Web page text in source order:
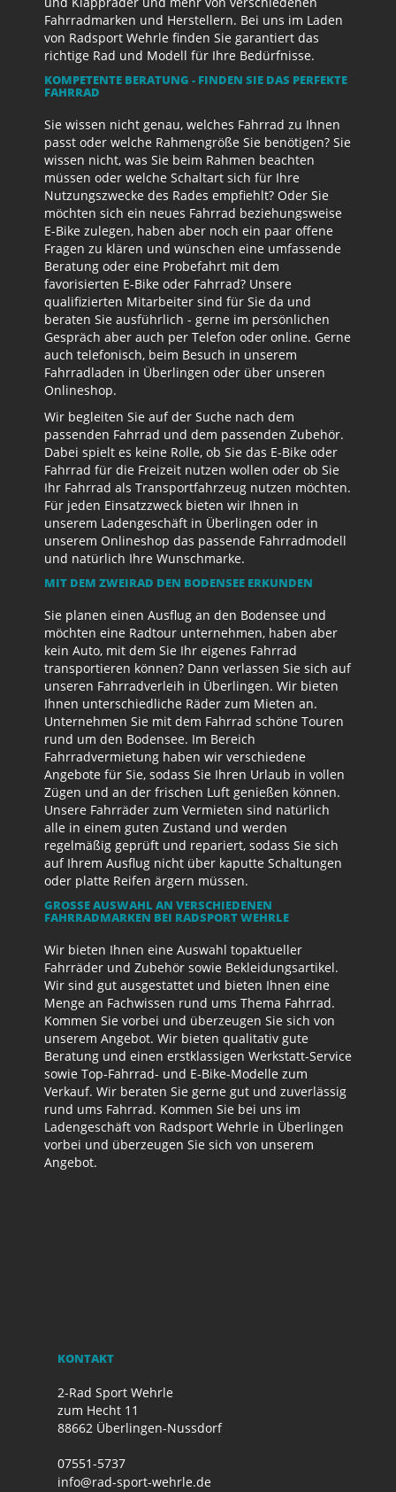
Fahrradmarken und Herstellern. Bei uns im Laden
von Radsport Wehrle finden Sie garantiert das
richtige Rad und Modell für Ihre Bedürfnisse.
KOMPETENTE BERATUNG - FINDEN SIE DAS PERFEKTE
FAHRRAD
Sie wissen nicht genau, welches Fahrrad zu Ihnen
passt oder welche Rahmengröße Sie benötigen? Sie
wissen nicht, was Sie beim Rahmen beachten
müssen oder welche Schaltart sich für Ihre
Nutzungszwecke des Rades empfiehlt? Oder Sie
möchten sich ein neues Fahrrad beziehungsweise
E-Bike zulegen, haben aber noch ein paar offene
Fragen zu klären und wünschen eine umfassende
Beratung oder eine Probefahrt mit dem
favorisierten E-Bike oder Fahrrad? Unsere
qualifizierten Mitarbeiter sind für Sie da und
beraten Sie ausführlich - gerne im persönlichen
Gespräch aber auch per Telefon oder online. Gerne
auch telefonisch, beim Besuch in unserem
Fahrradladen in Überlingen oder über unseren
Onlineshop.
Wir begleiten Sie auf der Suche nach dem
passenden Fahrrad und dem passenden Zubehör.
Dabei spielt es keine Rolle, ob Sie das E-Bike oder
Fahrrad für die Freizeit nutzen wollen oder ob Sie
Ihr Fahrrad als Transportfahrzeug nutzen möchten.
Für jeden Einsatzzweck bieten wir Ihnen in
unserem Ladengeschäft in Überlingen oder in
unserem Onlineshop das passende Fahrradmodell
und natürlich Ihre Wunschmarke.
MIT DEM ZWEIRAD DEN BODENSEE ERKUNDEN
Sie planen einen Ausflug an den Bodensee und
möchten eine Radtour unternehmen, haben aber
kein Auto, mit dem Sie Ihr eigenes Fahrrad
transportieren können? Dann verlassen Sie sich auf
unseren Fahrradverleih in Überlingen. Wir bieten
Ihnen unterschiedliche Räder zum Mieten an.
Unternehmen Sie mit dem Fahrrad schöne Touren
rund um den Bodensee. Im Bereich
Fahrradvermietung haben wir verschiedene
Angebote für Sie, sodass Sie Ihren Urlaub in vollen
Zügen und an der frischen Luft genießen können.
Unsere Fahrräder zum Vermieten sind natürlich
alle in einem guten Zustand und werden
regelmäßig geprüft und repariert, sodass Sie sich
auf Ihrem Ausflug nicht über kaputte Schaltungen
oder platte Reifen ärgern müssen.
GROSSE AUSWAHL AN VERSCHIEDENEN F
AHRRADMARKEN BEI RADSPORT WEHRLE
Wir bieten Ihnen eine Auswahl topaktueller
Fahrräder und Zubehör sowie Bekleidungsartikel.
Wir sind gut ausgestattet und bieten Ihnen eine
Menge an Fachwissen rund ums Thema Fahrrad.
Kommen Sie vorbei und überzeugen Sie sich von
unserem Angebot. Wir bieten qualitativ gute
Beratung und einen erstklassigen Werkstatt-Service
sowie Top-Fahrrad- und E-Bike-Modelle zum
Verkauf. Wir beraten Sie gerne gut und zuverlässig
rund ums Fahrrad. Kommen Sie bei uns im
Ladengeschäft von Radsport Wehrle in Überlingen
vorbei und überzeugen Sie sich von unserem
Angebot.
KONTAKT
2-Rad Sport Wehrle
zum Hecht 11
88662 Überlingen-Nussdorf
07551-5737
info@rad-sport-wehrle.de